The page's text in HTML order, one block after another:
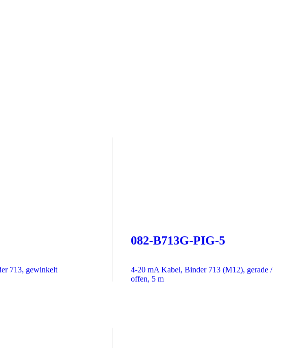
713, gewinkelt
082-B713G-PIG-5
4-20 mA Kabel, Binder 713 (M12), gerade /
offen, 5 m